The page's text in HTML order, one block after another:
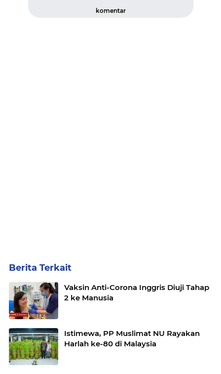
komentar
Berita Terkait
Vaksin Anti-Corona Inggris Diuji Tahap
2 ke Manusia
Istimewa, PP Muslimat NU Rayakan
Harlah ke-80 di Malaysia